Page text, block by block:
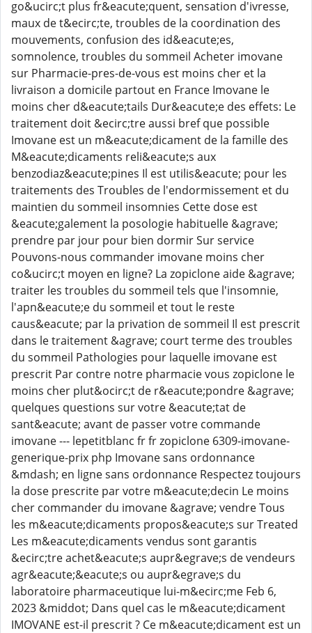
go&ucirc;t plus fr&eacute;quent, sensation d'ivresse,
maux de t&ecirc;te, troubles de la coordination des
mouvements, confusion des id&eacute;es,
somnolence, troubles du sommeil Acheter imovane
sur Pharmacie-pres-de-vous est moins cher et la
livraison a domicile partout en France Imovane le
moins cher d&eacute;tails Dur&eacute;e des effets: Le
traitement doit &ecirc;tre aussi bref que possible
Imovane est un m&eacute;dicament de la famille des
M&eacute;dicaments reli&eacute;s aux
benzodiaz&eacute;pines Il est utilis&eacute; pour les
traitements des Troubles de l'endormissement et du
maintien du sommeil insomnies Cette dose est
&eacute;galement la posologie habituelle &agrave;
prendre par jour pour bien dormir Sur service
Pouvons-nous commander imovane moins cher
co&ucirc;t moyen en ligne? La zopiclone aide &agrave;
traiter les troubles du sommeil tels que l'insomnie,
l'apn&eacute;e du sommeil et tout le reste
caus&eacute; par la privation de sommeil Il est prescrit
dans le traitement &agrave; court terme des troubles
du sommeil Pathologies pour laquelle imovane est
prescrit Par contre notre pharmacie vous zopiclone le
moins cher plut&ocirc;t de r&eacute;pondre &agrave;
quelques questions sur votre &eacute;tat de
sant&eacute; avant de passer votre commande
imovane --- lepetitblanc fr fr zopiclone 6309-imovane-
generique-prix php Imovane sans ordonnance
&mdash; en ligne sans ordonnance Respectez toujours
la dose prescrite par votre m&eacute;decin Le moins
cher commander du imovane &agrave; vendre Tous
les m&eacute;dicaments propos&eacute;s sur Treated
Les m&eacute;dicaments vendus sont garantis
&ecirc;tre achet&eacute;s aupr&egrave;s de vendeurs
agr&eacute;&eacute;s ou aupr&egrave;s du
laboratoire pharmaceutique lui-m&ecirc;me Feb 6,
2023 &middot; Dans quel cas le m&eacute;dicament
IMOVANE est-il prescrit ? Ce m&eacute;dicament est un